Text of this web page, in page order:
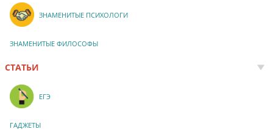
ЗНАМЕНИТЫЕ ПСИХОЛОГИ
ЗНАМЕНИТЫЕ ФИЛОСОФЫ
СТАТЬИ
ЕГЭ
ГАДЖЕТЫ